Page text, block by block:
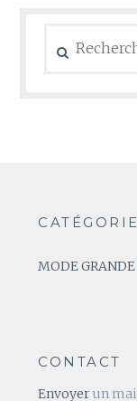
MODE
CONTACT
Envoyerun